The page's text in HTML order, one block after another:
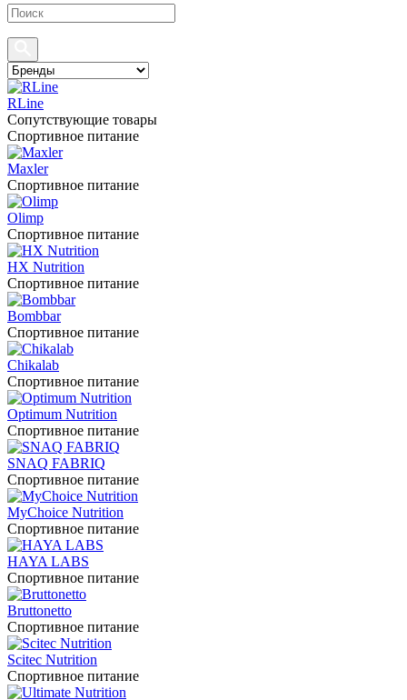
RLine
Сопутствующие товары
Спортивное питание
Maxler
Спортивное питание
Olimp
Спортивное питание
HX Nutrition
Спортивное питание
Bombbar
Спортивное питание
Chikalab
Спортивное питание
Optimum Nutrition
Спортивное питание
SNAQ FABRIQ
Спортивное питание
MyChoice Nutrition
Спортивное питание
HAYA LABS
Спортивное питание
Bruttonetto
Спортивное питание
Scitec Nutrition
Спортивное питание